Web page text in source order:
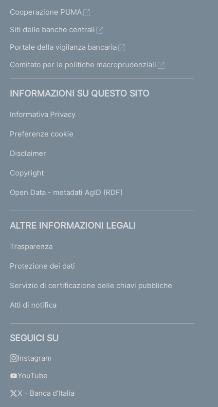
Cooperazione PUMA
Siti delle banche centrali
Portale della vigilanza bancaria
Comitato per le politiche macroprudenziali
INFORMAZIONI SU QUESTO SITO
Informativa Privacy
Preferenze cookie
Disclaimer
Copyright
Open Data - metadati AgID (RDF)
ALTRE INFORMAZIONI LEGALI
Trasparenza
Protezione dei dati
Servizio di certificazione delle chiavi pubbliche
Atti di notifica
SEGUICI SU
Instagram
YouTube
X - Banca d’Italia